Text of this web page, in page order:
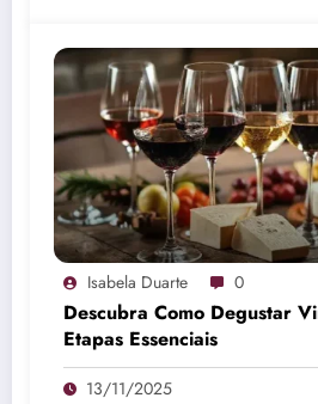
Isabela Duarte 0
Descubra Como Degustar
Etapas Essenciais
13/11/2025